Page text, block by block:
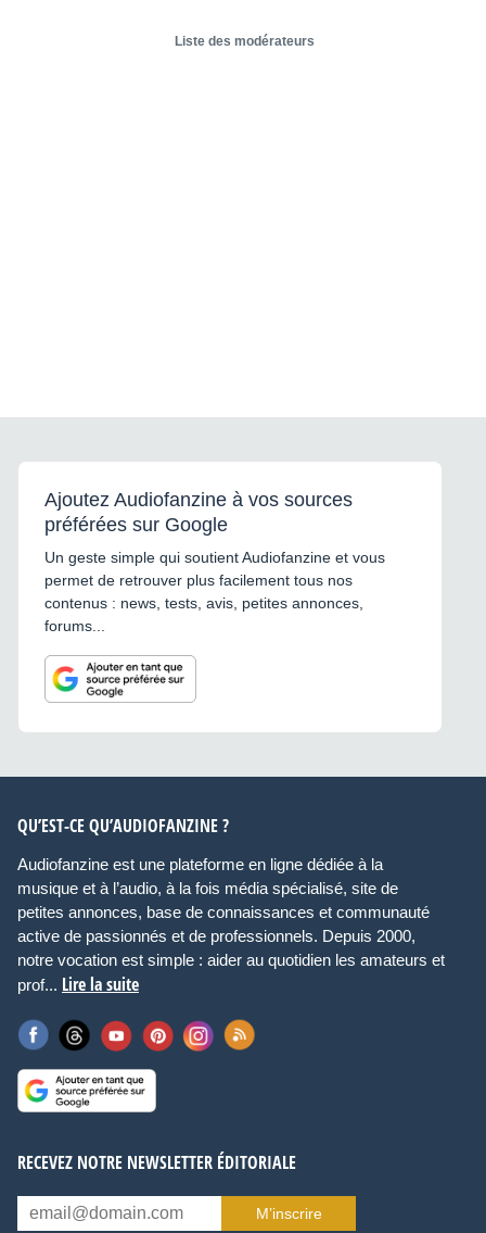
Liste des modérateurs
Ajoutez Audiofanzine à vos sources
préférées sur Google
Un geste simple qui soutient Audiofanzine et vous
permet de retrouver plus facilement tous nos
contenus : news, tests, avis, petites annonces,
forums...
QU’EST-CE QU’AUDIOFANZINE ?
Audiofanzine est une plateforme en ligne dédiée à la
musique et à l’audio, à la fois média spécialisé, site de
petites annonces, base de connaissances et communauté
active de passionnés et de professionnels. Depuis 2000,
notre vocation est simple : aider au quotidien les amateurs et
prof... Lire la suite
RECEVEZ NOTRE NEWSLETTER ÉDITORIALE
M’inscrire